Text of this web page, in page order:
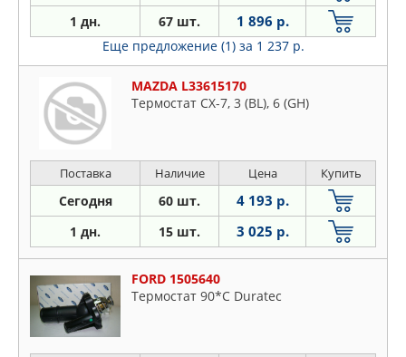
1 дн. 67 шт. 1 896 р.
Еще предложение (1) за 1 237 р.
MAZDA L33615170
Термостат CX-7, 3 (BL), 6 (GH)
Поставка Наличие Цена Купить
Сегодня 60 шт. 4 193 р.
1 дн. 15 шт. 3 025 р.
FORD 1505640
Термостат 90*C Duratec